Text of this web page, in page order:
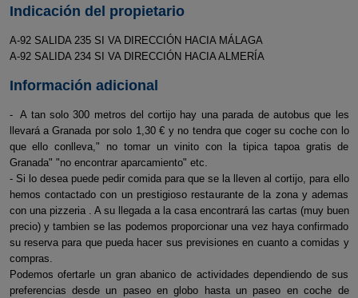
Indicación del propietario
A-92 SALIDA 235 SI VA DIRECCIÓN HACIA MÁLAGA
A-92 SALIDA 234 SI VA DIRECCIÓN HACIA ALMERÍA
Información adicional
- A tan solo 300 metros del cortijo hay una parada de autobus que les
llevará a Granada por solo 1,30 € y no tendra que coger su coche con lo
que ello conlleva," no tomar un vinito con la tipica tapoa gratis de
Granada" "no encontrar aparcamiento" etc.
- Si lo desea puede pedir comida para que se la lleven al cortijo, para ello
hemos contactado con un prestigioso restaurante de la zona y ademas
con una pizzeria . A su llegada a la casa encontrará las cartas (muy buen
precio) y tambien se las podemos proporcionar una vez haya confirmado
su reserva para que pueda hacer sus previsiones en cuanto a comidas y
compras.
Podemos ofertarle un gran abanico de actividades dependiendo de sus
preferencias desde un paseo en globo hasta un paseo en coche de